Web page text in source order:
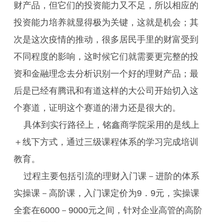
财产品，但它们的投资能力又不足，所以相应的
投资能力培养就显得极为关键，这就是机会；其
次是这次疫情的推动，很多居民手里的财富受到
不同程度的影响，这时候它们就需要更完整的投
资和金融理念去分析识别一个好的理财产品；最
后是已经有腾讯和有道这样的大公司开始切入这
个赛道，证明这个赛道的潜力还是很大的。
具体到实行路径上，铭鑫商学院采用的是线上
＋线下方式，通过三级课程体系的学习完成培训
教育。
过程主要包括引流的理财入门课－进阶的体系
实操课－高阶课，入门课定价为9．9元，实操课
全套在6000－9000元之间，针对企业高管的高阶